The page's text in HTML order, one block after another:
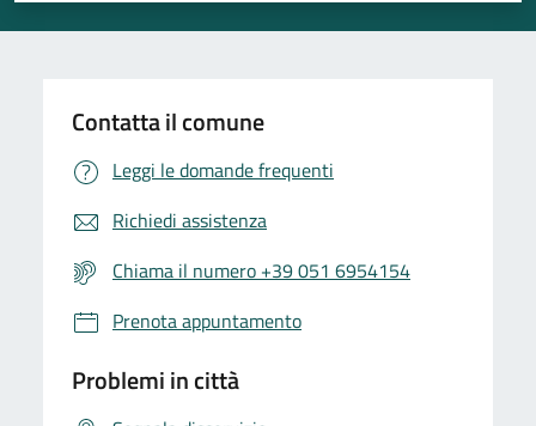
Contatta il comune
Leggi le domande frequenti
Richiedi assistenza
Chiama il numero +39 051 6954154
Prenota appuntamento
Problemi in città